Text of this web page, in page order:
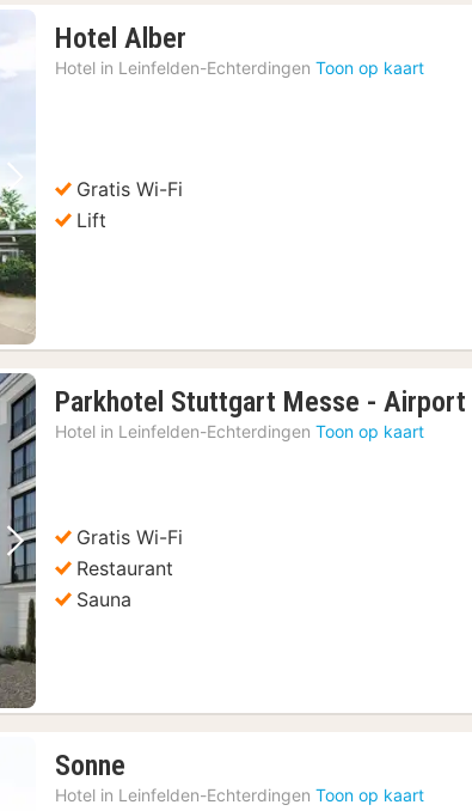
Volgende foto
Hotel Alber
nacht
Hotel in Leinfelden-Echterdingen Toon op kaart
Gratis Wi-Fi
Lift
Volgende foto
Parkhotel Stuttgart Messe - Airport
Hotel in Leinfelden-Echterdingen Toon op kaart
Gratis Wi-Fi
Restaurant
Sauna
Sonne
nacht
Hotel in Leinfelden-Echterdingen Toon op kaart